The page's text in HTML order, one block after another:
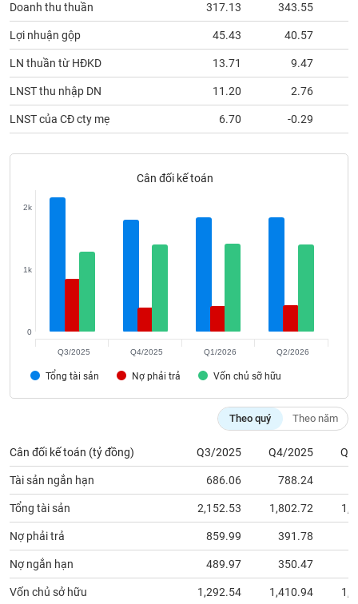
Doanh thu thuần 317.13 343.55
Lợi nhuận gộp 45.43 40.57
LN thuần từ HĐKD 13.71 9.47
LNST thu nhập DN 11.20 2.76
LNST của CĐ cty mẹ 6.70 -0.29
Cân đối kế toán
Tổng tài sản Nợ phải trả Vốn chủ sỡ hữu
0
1k
2k
Q3/2025 Q4/2025 Q1/2026 Q2/2026
Theo quý Theo năm
Cân đối kế toán (tỷ đồng) Q3/2025 Q4/2025
Tài sản ngắn hạn 686.06 788.24
Tổng tài sản 2,152.53 1,802.72
Nợ phải trả 859.99 391.78
Nợ ngắn hạn 489.97 350.47
Vốn chủ sở hữu 1,292.54 1,410.94
Bài
viết
của
tác
giả
(-)
Báo
cáo
phân
(-)
Đào
tạo
Sách
tài
chính
Công
cụ